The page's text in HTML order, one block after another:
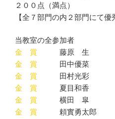
２００点（満点）
【全７部門の内２部門にて優
当教室の全参加者
金 賞 藤原 生 小学
金 賞 田中優菜 小学
金 賞 田村光彩 小学
金 賞 夏目和香 小学
金 賞 横田 皐 小学
金 賞 頼實勇太郎 小